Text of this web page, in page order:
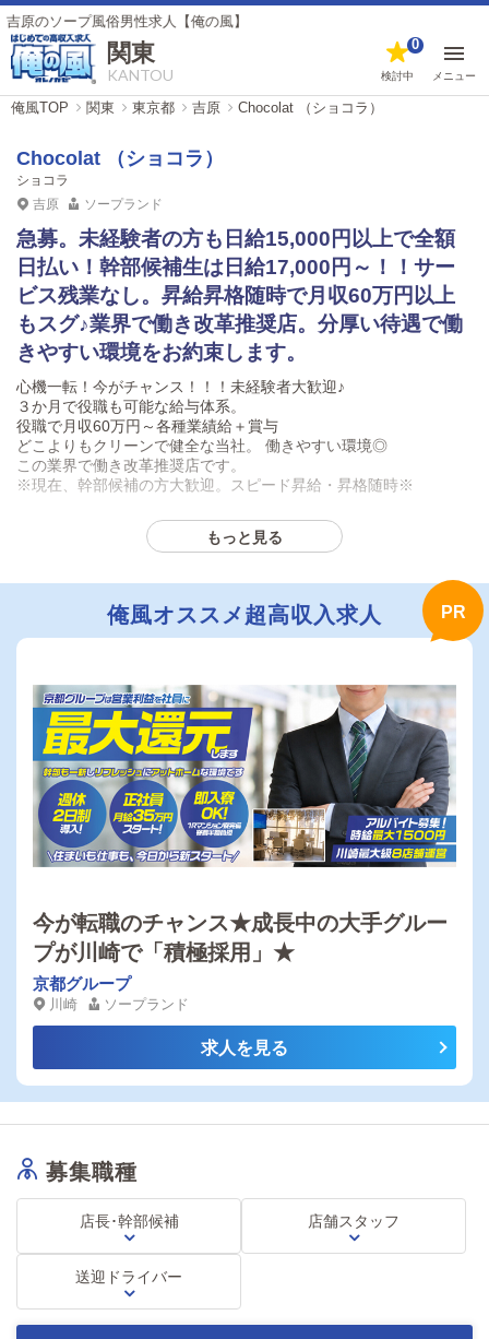
風俗男性求人【俺の風】
関東
KANTOU 検討中
0
メニュー
俺風TOP 関東 東京都 吉原 Chocolat （ショコラ）
Chocolat （ショコラ）
ショコラ
吉原
ソープランド
急募。未経験者の方も日給15,000円以上で全額
日払い！幹部候補生は日給17,000円～！！サー
ビス残業なし。昇給昇格随時で月収60万円以上
もスグ♪業界で働き改革推奨店。分厚い待遇で働
きやすい環境をお約束します。
心機一転！今がチャンス！！！未経験者大歓迎♪
３か月で役職も可能な給与体系。
役職で月収60万円～各種業績給＋賞与
どこよりもクリーンで健全な当社。 働きやすい環境◎
この業界で働き改革推奨店です。
※現在、幹部候補の方大歓迎。スピード昇給・昇格随時※
業界革命！ホワイト度100％宣言！
総合力の高い店舗運営で業界NO.1クラスのポジションへ登りつ
新たなステージへと飛躍する年になると思います。
現在、20～35歳活躍中
☆ドライバー緊急募集！☆
お客様を最寄駅からお店まで送迎するお仕事。
◇急募中に付き即日面接で即日採用中◇
※運転従事者で経験豊富な方、特に優遇します。
スタッフ専用休憩室完備
要普通免許だけ必要です！！
（今回、運転初心者の方はごめんなさい。）
現在、吉原で働いていて転職したい方も大歓迎です。
今スグの生活安定に向けてチャレンジしよう♪
業界の優良企業で一緒に頑張りましょう。
もっと見る
俺風オススメ超高収入求人
今が転職のチャンス★成長中の大手グルー
プが川崎で「積極採用」★
京都グループ
川崎 ソープランド
求人を見る
募集職種
店長･幹部候補 店舗スタッフ
送迎ドライバー